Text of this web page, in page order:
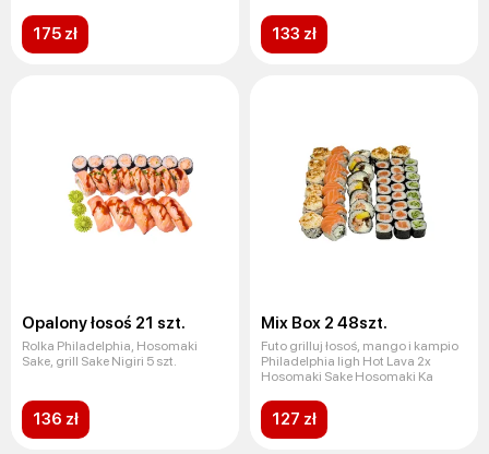
175 zł 133 zł
Opalony łosoś 21 szt.
Rolka Philadelphia, Hosomaki
Sake, grill Sake Nigiri 5 szt.
136 zł
Mix Box 2 48szt.
Futo grilluj łosoś, mango i kampio
Philadelphia ligh Hot Lava 2x
Hosomaki Sake Hosomaki Ka
127 zł